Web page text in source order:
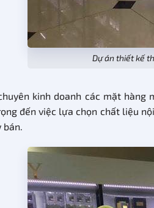
Dự án thiết kế
kinh doanh các mặt hàng
đến việc lựa chọn chất liệu
bán.